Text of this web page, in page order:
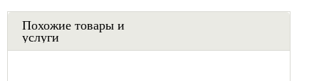
Похожие товары и
услуги